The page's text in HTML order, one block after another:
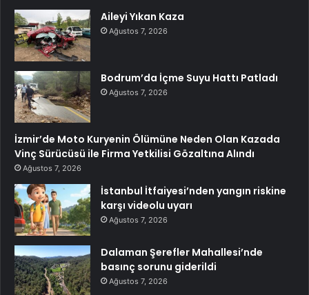
Aileyi Yıkan Kaza
Ağustos 7, 2026
Bodrum’da İçme Suyu Hattı Patladı
Ağustos 7, 2026
İzmir’de Moto Kuryenin Ölümüne Neden Olan Kazada
Vinç Sürücüsü ile Firma Yetkilisi Gözaltına Alındı
Ağustos 7, 2026
İstanbul İtfaiyesi’nden yangın riskine
karşı videolu uyarı
Ağustos 7, 2026
Dalaman Şerefler Mahallesi’nde
basınç sorunu giderildi
Ağustos 7, 2026